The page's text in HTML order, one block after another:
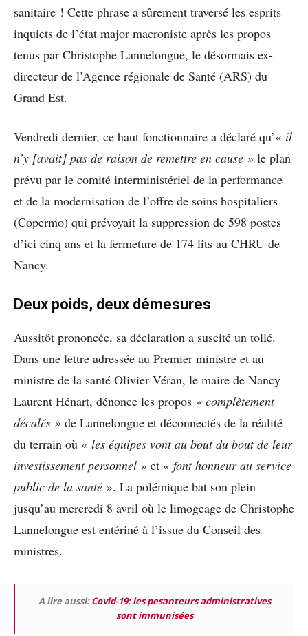
sanitaire ! Cette phrase a sûrement traversé les esprits
inquiets de l’état major macroniste après les propos
tenus par Christophe Lannelongue, le désormais ex-
directeur de l’Agence régionale de Santé (ARS) du
Grand Est.
Vendredi dernier, ce haut fonctionnaire a déclaré qu’« il
n’y [avait] pas de raison de remettre en cause » le plan
prévu par le comité interministériel de la performance
et de la modernisation de l’offre de soins hospitaliers
(Copermo) qui prévoyait la suppression de 598 postes
d’ici cinq ans et la fermeture de 174 lits au CHRU de
Nancy.
Deux poids, deux démesures
Aussitôt prononcée, sa déclaration a suscité un tollé.
Dans une lettre adressée au Premier ministre et au
ministre de la santé Olivier Véran, le maire de Nancy
Laurent Hénart, dénonce les propos « complètement
décalés » de Lannelongue et déconnectés de la réalité
du terrain où « les équipes vont au bout du bout de leur
investissement personnel » et « font honneur au service
public de la santé ». La polémique bat son plein
jusqu’au mercredi 8 avril où le limogeage de Christophe
Lannelongue est entériné à l’issue du Conseil des
ministres.
A lire aussi:Covid-19: les pesanteurs administratives
sont immunisées